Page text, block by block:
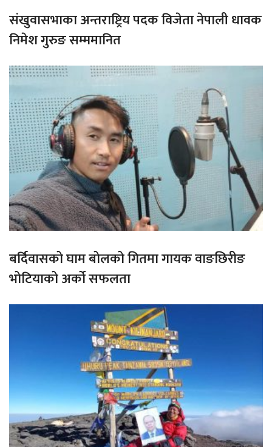
संखुवासभाका अन्तराष्ट्रिय पदक विजेता नेपाली धावक
निमेश गुरुङ सम्ममानित
बर्दिवासको घाम बोलको गितमा गायक वाङछिरीङ
भोटियाको अर्को सफलता